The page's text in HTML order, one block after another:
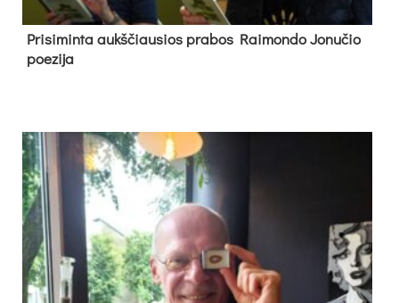
Pri­si­min­ta aukš­čiau­sios pra­bos Rai­mon­do Jo­nu­čio
poe­zi­ja